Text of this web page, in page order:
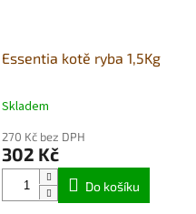
Essentia kotě ryba 1,5Kg
Průměrné
produktu
je
Skladem
270 Kč bez DPH
302 Kč
Do košíku